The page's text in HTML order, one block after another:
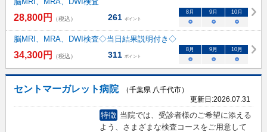
28,800円 （税込） 261 ポイント
8月 9月 10月
○ ○ ○
脳MRI、MRA、DWI検査◇当日結果説明付き◇
34,300円 （税込） 311 ポイント
8月 9月 10月
○ ○ ○
セントマーガレット病院
（千葉県 八千代市）
更新日:2026.07.31
特徴 当院では、受診者様のご希望に添える
よう、さまざまな検査コースをご用意して